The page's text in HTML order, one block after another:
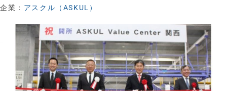
企業： アスクル（ASKUL）